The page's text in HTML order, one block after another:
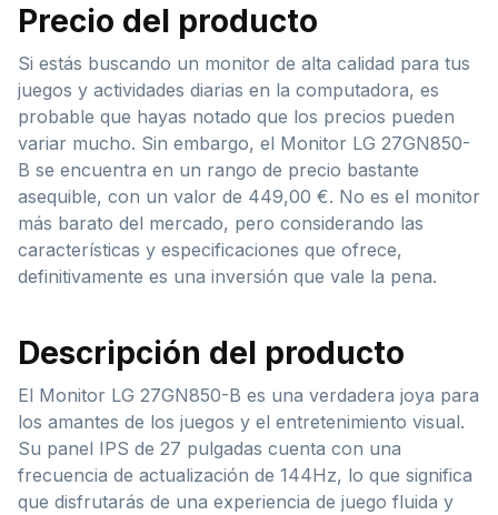
Precio del producto
Si estás buscando un monitor de alta calidad para tus
juegos y actividades diarias en la computadora, es
probable que hayas notado que los precios pueden
variar mucho. Sin embargo, el Monitor LG 27GN850-
B se encuentra en un rango de precio bastante
asequible, con un valor de 449,00 €. No es el monitor
más barato del mercado, pero considerando las
características y especificaciones que ofrece,
definitivamente es una inversión que vale la pena.
Descripción del producto
El Monitor LG 27GN850-B es una verdadera joya para
los amantes de los juegos y el entretenimiento visual.
Su panel IPS de 27 pulgadas cuenta con una
frecuencia de actualización de 144Hz, lo que significa
que disfrutarás de una experiencia de juego fluida y